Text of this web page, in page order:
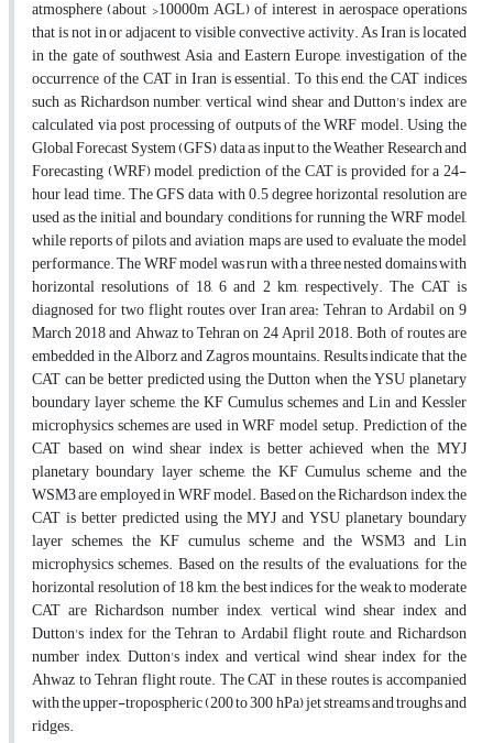
atmosphere (about >10000m AGL) of interest in aerospace operations
that is not in or adjacent to visible convective activity. As Iran is located
in the gate of southwest Asia and Eastern Europe, investigation of the
occurrence of the CAT in Iran is essential. To this end, the CAT indices
such as Richardson number, vertical wind shear and Dutton's index are
calculated via post processing of outputs of the WRF model. Using the
Global Forecast System (GFS) data as input to the Weather Research and
Forecasting (WRF) model, prediction of the CAT is provided for a 24-
hour lead time. The GFS data with 0.5 degree horizontal resolution are
used as the initial and boundary conditions for running the WRF model,
while reports of pilots and aviation maps are used to evaluate the model
performance. The WRF model was run with a three nested domains with
horizontal resolutions of 18, 6 and 2 km, respectively. The CAT is
diagnosed for two flight routes over Iran area: Tehran to Ardabil on 9
March 2018 and Ahwaz to Tehran on 24 April 2018. Both of routes are
embedded in the Alborz and Zagros mountains. Results indicate that the
CAT can be better predicted using the Dutton when the YSU planetary
boundary layer scheme, the KF Cumulus schemes and Lin and Kessler
microphysics schemes are used in WRF model setup. Prediction of the
CAT based on wind shear index is better achieved when the MYJ
planetary boundary layer scheme, the KF Cumulus scheme and the
WSM3 are employed in WRF model. Based on the Richardson index, the
CAT is better predicted using the MYJ and YSU planetary boundary
layer schemes, the KF cumulus scheme and the WSM3 and Lin
microphysics schemes. Based on the results of the evaluations, for the
horizontal resolution of 18 km, the best indices for the weak to moderate
CAT are Richardson number index, vertical wind shear index and
Dutton's index for the Tehran to Ardabil flight route, and Richardson
number index, Dutton's index and vertical wind shear index for the
Ahwaz to Tehran flight route. The CAT in these routes is accompanied
with the upper-tropospheric (200 to 300 hPa) jet streams and troughs and
ridges.